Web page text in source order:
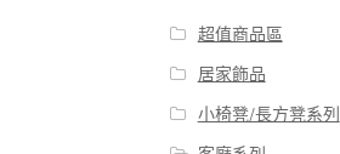
超值商品區
居家飾品
小椅凳/長方凳系列